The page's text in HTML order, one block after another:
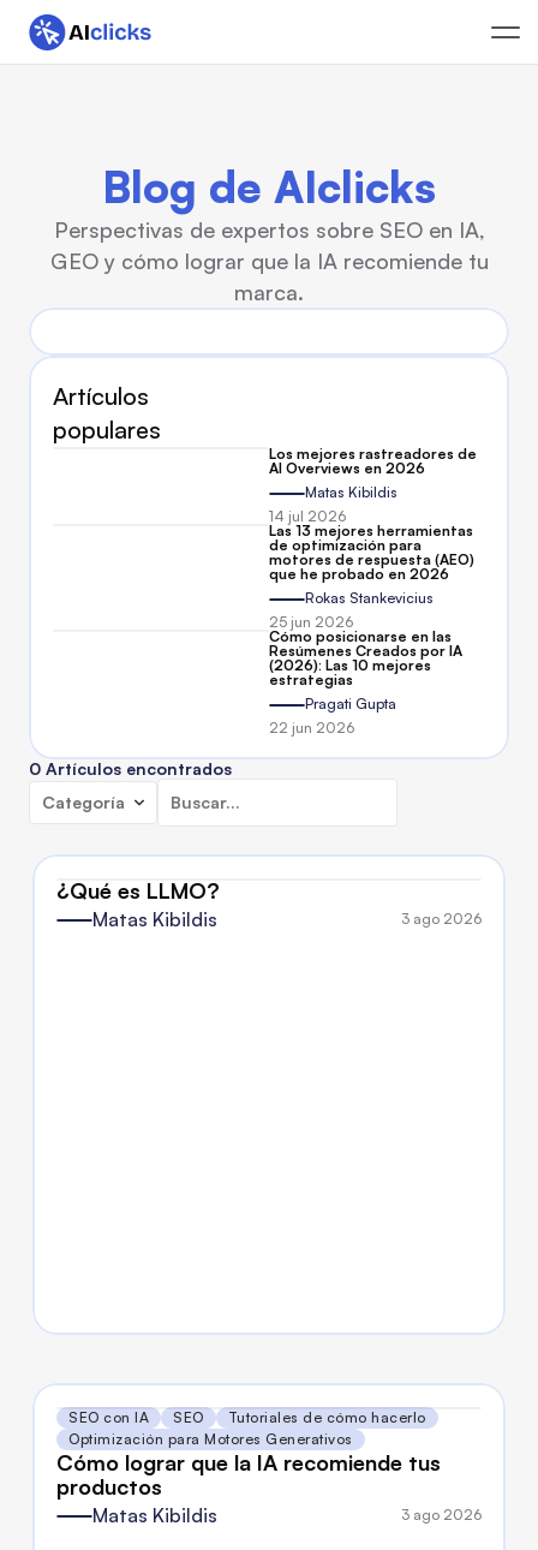
Blog de AIclicks
Perspectivas de expertos sobre SEO en IA,
GEO y cómo lograr que la IA recomiende tu
marca.
Artículos
populares
Los mejores rastreadores de
AI Overviews en 2026
Matas Kibildis
14 jul 2026
Las 13 mejores herramientas
de optimización para
motores de respuesta (AEO)
que he probado en 2026
Rokas Stankevicius
25 jun 2026
Cómo posicionarse en las
Resúmenes Creados por IA
(2026): Las 10 mejores
estrategias
Pragati Gupta
22 jun 2026
0 Artículos encontrados
Categoría
¿Qué es LLMO?
Matas Kibildis 3 ago 2026
SEO con IA SEO
Tutoriales de cómo hacerlo
Optimización para Motores Generativos
Cómo lograr que la IA recomiende tus
productos
Matas Kibildis 3 ago 2026